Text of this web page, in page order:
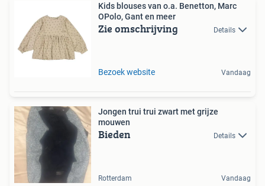
Kids blouses van o.a. Benetton, Marc
OPolo, Gant en meer
Zie omschrijving Details
Bezoek website Vandaag
Jongen trui trui zwart met grijze
mouwen
Bieden Details
Rotterdam Vandaag